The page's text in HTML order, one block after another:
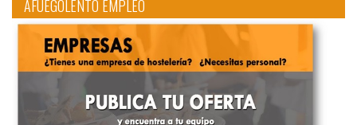
AFUEGOLENTO EMPLEO